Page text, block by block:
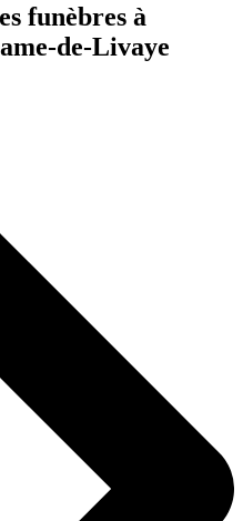
funèbres à
de-Livaye